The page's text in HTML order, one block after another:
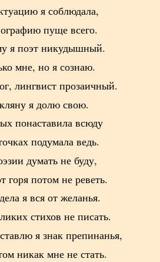
я соблюдала,
пуще всего.
я поэт никудышный.
мне, но я сознаю.
лингвист прозаичный.
я долю свою.
понаставила всюду
подумала ведь.
думать не буду,
горя потом не реветь.
я вся от желанья.
стихов не писать.
я знак препинанья,
никак мне не стать.